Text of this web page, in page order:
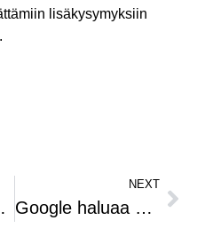
lisäkysymyksiin
pikkuasioilla
NEXT
Google haluaa nyt sisältöä parasta ennen-päiväyksellä: hakukoneoptimointi osaksi yrityksen viestintästrategiaa